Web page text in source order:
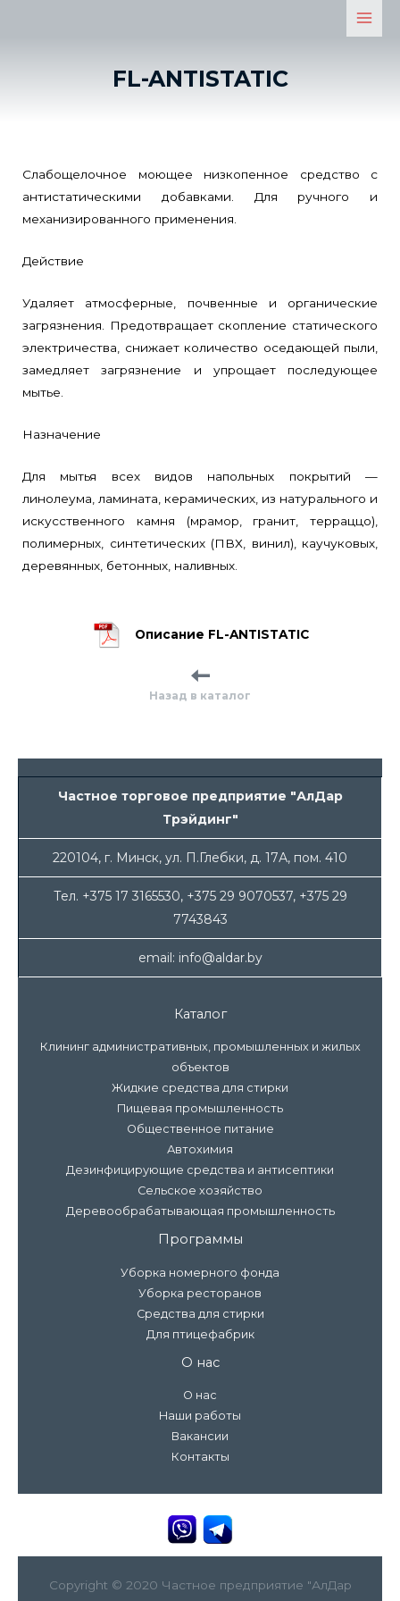
FL-ANTISTATIC
Слабощелочное моющее низкопенное средство с
антистатическими добавками. Для ручного и
механизированного применения.
Действие
Удаляет атмосферные, почвенные и органические
загрязнения. Предотвращает скопление статического
электричества, снижает количество оседающей пыли,
замедляет загрязнение и упрощает последующее
мытье.
Назначение
Для мытья всех видов напольных покрытий —
линолеума, ламината, керамических, из натурального и
искусственного камня (мрамор, гранит, терраццо),
полимерных, синтетических (ПВХ, винил), каучуковых,
деревянных, бетонных, наливных.
Описание FL-ANTISTATIC
Назад в каталог
Частное торговое предприятие "АлДар
Трэйдинг"
220104, г. Минск, ул. П.Глебки, д. 17А, пом. 410
Тел. +375 17 3165530, +375 29 9070537, +375 29
7743843
email: info@aldar.by
Каталог
Клининг административных, промышленных и жилых
объектов
Жидкие средства для стирки
Пищевая промышленность
Общественное питание
Автохимия
Дезинфицирующие средства и антисептики
Сельское хозяйство
Деревообрабатывающая промышленность
Программы
Уборка номерного фонда
Уборка ресторанов
Средства для стирки
Для птицефабрик
О нас
О нас
Наши работы
Вакансии
Контакты
Copyright © 2020 Частное предприятие "АлДар